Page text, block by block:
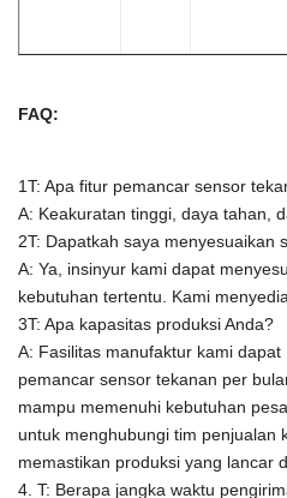
FAQ:
1T: Apa fitur pemancar sensor
A: Keakuratan tinggi, daya tahan,
2T: Dapatkah saya menyesuaikan
A: Ya, insinyur kami dapat
kebutuhan tertentu.
Kami
3T: Apa kapasitas produksi Anda?
A: Fasilitas manufaktur kami
pemancar sensor tekanan per
mampu memenuhi kebutuhan
untuk menghubungi tim penjualan
memastikan produksi yang lancar
4. T: Berapa jangka waktu